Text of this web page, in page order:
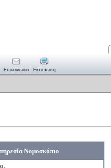
Επικοινωνία Εκτύπωση